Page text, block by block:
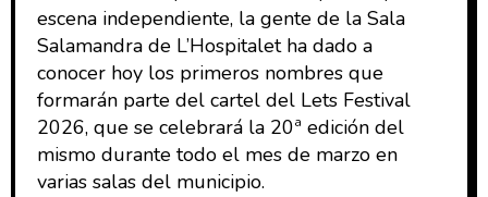
escena independiente, la gente de la Sala
Salamandra de L’Hospitalet ha dado a
conocer hoy los primeros nombres que
formarán parte del cartel del Lets Festival
2026, que se celebrará la 20ª edición del
mismo durante todo el mes de marzo en
varias salas del municipio.